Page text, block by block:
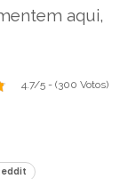
aqui,
4.7/5 - (300 Votos)